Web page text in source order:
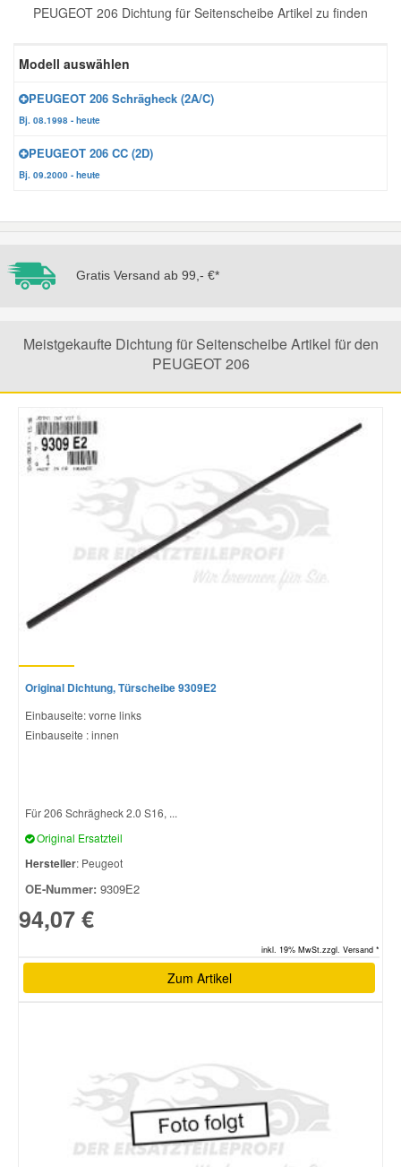
PEUGEOT 206 Dichtung für Seitenscheibe Artikel zu finden
Modell auswählen
PEUGEOT 206 Schrägheck (2A/C)
Bj. 08.1998 - heute
PEUGEOT 206 CC (2D)
Bj. 09.2000 - heute
Gratis Versand ab 99,- €*
Meistgekaufte Dichtung für Seitenscheibe Artikel für den
PEUGEOT 206
Original Dichtung, Türscheibe 9309E2
Einbauseite: vorne links
Einbauseite : innen
Für 206 Schrägheck 2.0 S16, ...
Original Ersatzteil
Hersteller: Peugeot
OE-Nummer: 9309E2
94,07 €
inkl. 19% MwSt.zzgl. Versand *
Zum Artikel
Reparatur-Zubehör
Schlüsselgehäuse
Winter-Autozubehör
Hyundai Ersatzteile
Jeep Ersatzteile
Kia Ersatzteile
Lancia Ersatzteile
Mazda Ersatzteile
Mercedes Ersatzteile
Mini Ersatzteile
Mitsubishi Ersatzteile
Porsche Ersatzteile
Smart Ersatzteile